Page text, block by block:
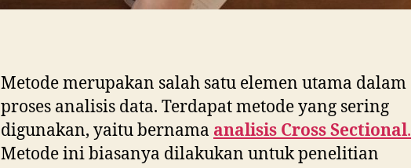
Metode merupakan salah satu elemen utama dalam
proses analisis data. Terdapat metode yang sering
digunakan, yaitu bernama analisis Cross Sectional.
Metode ini biasanya dilakukan untuk penelitian